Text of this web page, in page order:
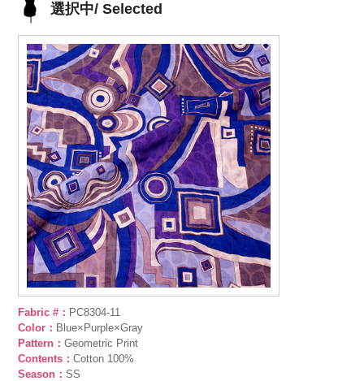
選択中/ Selected
Fabric #： PC8304-11
Color： Blue×Purple×Gray
Pattern：Geometric Print
Contents：Cotton 100%
Season：SS